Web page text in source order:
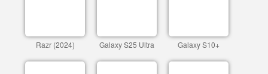
Razr (2024) Galaxy S25 Ultra Galaxy S10+